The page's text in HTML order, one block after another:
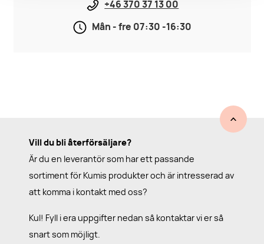
+46 370 37 13 00
Mån - fre 07:30 -16:30
Vill du bli återförsäljare?
Är du en leverantör som har ett passande
sortiment för Kumis produkter och är intresserad av
att komma i kontakt med oss?
Kul! Fyll i era uppgifter nedan så kontaktar vi er så
snart som möjligt.